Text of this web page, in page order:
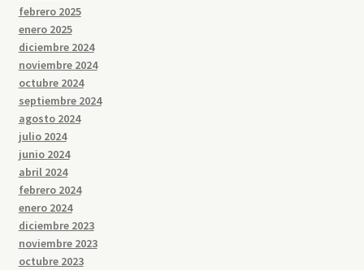
febrero 2025
enero 2025
diciembre 2024
noviembre 2024
octubre 2024
septiembre 2024
agosto 2024
julio 2024
junio 2024
abril 2024
febrero 2024
enero 2024
diciembre 2023
noviembre 2023
octubre 2023